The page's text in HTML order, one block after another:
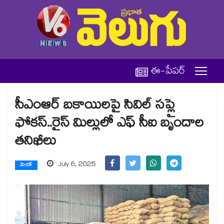
ఈ-పేపర్
సీఎంఆర్ బకాయిలపై సివిల్ సప్లై
ఫోకస్..రైస్ మిల్లులో ఎఫ్ సీఐ బృందాల
తనిఖీలు
మెదక్ July 6, 2025